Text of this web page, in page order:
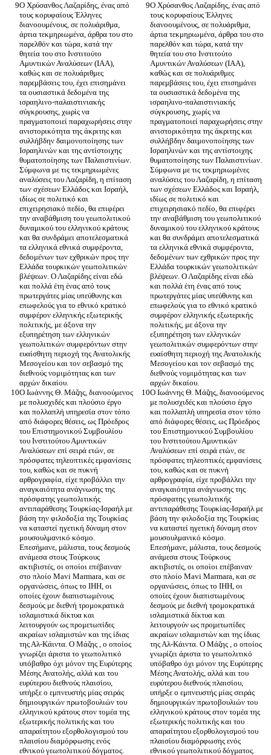
Ο Χρύσανθος Λαζαρίδης, ένας από
τους κορυφαίους Έλληνες
διανοουμένους, σε πολυάριθμα,
άρτια τεκμηριωμένα, άρθρα του στο
παρελθόν και τώρα, κατά την
θητεία του στο Ινστιτούτο
Αμυντικών Αναλύσεων (ΙΑΑ),
καθώς και σε πολυάριθμες
παρεμβάσεις του, έχει επισημάνει
τα ουσιαστικά δεδομένα της
ισραηλινο-παλαιστινιακής
σύγκρουσης, χωρίς να
πραγματοποιεί παραχωρήσεις στην
ανιστορικότητα της άκριτης και
συλλήβδην δαιμονοποίησης των
Ισραηλινών και της αντίστοιχης
θυματοποίησης των Παλαιστινίων.
Σύμφωνα με τις τεκμηριωμένες
αναλύσεις του Λαζαρίδη, η επίταση
των σχέσεων Ελλάδος και Ισραήλ,
ιδίως σε πολιτικό και
επιχειρησιακό πεδίο, θα επιφέρει
την αναβάθμιση του γεωπολιτικού
δυναμικού του ελληνικού κράτους
και θα συνδράμει αποτελεσματικά
τα ελληνικά εθνικά συμφέροντα,
δεδομένων των εχθρικών προς την
Ελλάδα τουρκικών γεωπολιτικών
βλέψεων. Ο Λαζαρίδης είναι εδώ
και πολλά έτη ένας από τους
πρωτεργάτες μίας υπεύθυνης και
επωφελούς για το εθνικό κρατικό
συμφέρον ελληνικής εξωτερικής
πολιτικής, με άξονα την
εξυπηρέτηση των ελληνικών
γεωπολιτικών συμφερόντων στην
ευαίσθητη περιοχή της Ανατολικής
Μεσογείου και τον σεβασμό της
διεθνούς νομιμότητας και των
Ο Χρύσανθος Λαζαρίδης, ένας από
τους κορυφαίους Έλληνες
διανοουμένους, σε πολυάριθμα,
άρτια τεκμηριωμένα, άρθρα του στο
παρελθόν και τώρα, κατά την
θητεία του στο Ινστιτούτο
Αμυντικών Αναλύσεων (ΙΑΑ),
καθώς και σε πολυάριθμες
παρεμβάσεις του, έχει επισημάνει
τα ουσιαστικά δεδομένα της
ισραηλινο-παλαιστινιακής
σύγκρουσης, χωρίς να
πραγματοποιεί παραχωρήσεις στην
ανιστορικότητα της άκριτης και
συλλήβδην δαιμονοποίησης των
Ισραηλινών και της αντίστοιχης
θυματοποίησης των Παλαιστινίων.
Σύμφωνα με τις τεκμηριωμένες
αναλύσεις του Λαζαρίδη, η επίταση
των σχέσεων Ελλάδος και Ισραήλ,
ιδίως σε πολιτικό και
επιχειρησιακό πεδίο, θα επιφέρει
την αναβάθμιση του γεωπολιτικού
δυναμικού του ελληνικού κράτους
και θα συνδράμει αποτελεσματικά
τα ελληνικά εθνικά συμφέροντα,
δεδομένων των εχθρικών προς την
Ελλάδα τουρκικών γεωπολιτικών
βλέψεων. Ο Λαζαρίδης είναι εδώ
και πολλά έτη ένας από τους
πρωτεργάτες μίας υπεύθυνης και
επωφελούς για το εθνικό κρατικό
συμφέρον ελληνικής εξωτερικής
πολιτικής, με άξονα την
εξυπηρέτηση των ελληνικών
γεωπολιτικών συμφερόντων στην
ευαίσθητη περιοχή της Ανατολικής
Μεσογείου και τον σεβασμό της
διεθνούς νομιμότητας και των
Ο Ιωάννης Θ. Μάζης, διανοούμενος
με πολυσχιδές και πλούσιο έργο
και πολλαπλή υπηρεσία στον τόπο
από διάφορες θέσεις, ως Πρόεδρος
του Επιστημονικού Συμβουλίου
του Ινστιτούτου Αμυντικών
Αναλύσεων επί σειρά ετών, σε
πρόσφατες τηλεοπτικές εμφανίσεις
του, καθώς και σε πυκνή
αρθρογραφία, είχε προβάλλει την
αναγκαιότητα ανάγνωσης της
πρόσφατης γεωπολιτικής
αντιπαράθεσης Τουρκίας-Ισραήλ με
βάση την φιλοδοξία της Τουρκίας
να καταστεί ηγετική δύναμη στον
μουσουλμανικό κόσμο.
Επεσήμανε, μάλιστα, τους δεσμούς
ανάμεσα στους Τούρκους
ακτιβιστές, οι οποίοι επέβαιναν
στο πλοίο Mavi Marmara, και σε
οργανώσεις, όπως το ΙHH, οι
οποίες έχουν διαπιστωμένους
δεσμούς με διεθνή τρομοκρατικά
ισλαμιστικά δίκτυα και
λειτουργούν ως προμετωπίδες
ακραίων ισλαμιστών και της ίδιας
της Αλ-Κάιντα. Ο Μάζης , ο οποίος
γνωρίζει άριστα το γεωπολιτικό
υπόβαθρο όχι μόνον της Ευρύτερης
Μέσης Ανατολής, αλλά και του
ευρύτερου διεθνούς πλαισίου,
υπήρξε ο εμπνευστής μίας σειράς
δημιουργικών πρωτοβουλιών του
ελληνικού κράτους στον τομέα της
εξωτερικής πολιτικής και του
απαραίτητου εξορθολογισμού του
πλαισίου διαμόρφωσης ενός
Ο Ιωάννης Θ. Μάζης, διανοούμενος
με πολυσχιδές και πλούσιο έργο
και πολλαπλή υπηρεσία στον τόπο
από διάφορες θέσεις, ως Πρόεδρος
του Επιστημονικού Συμβουλίου
του Ινστιτούτου Αμυντικών
Αναλύσεων επί σειρά ετών, σε
πρόσφατες τηλεοπτικές εμφανίσεις
του, καθώς και σε πυκνή
αρθρογραφία, είχε προβάλλει την
αναγκαιότητα ανάγνωσης της
πρόσφατης γεωπολιτικής
αντιπαράθεσης Τουρκίας-Ισραήλ με
βάση την φιλοδοξία της Τουρκίας
να καταστεί ηγετική δύναμη στον
μουσουλμανικό κόσμο.
Επεσήμανε, μάλιστα, τους δεσμούς
ανάμεσα στους Τούρκους
ακτιβιστές, οι οποίοι επέβαιναν
στο πλοίο Mavi Marmara, και σε
οργανώσεις, όπως το ΙHH, οι
οποίες έχουν διαπιστωμένους
δεσμούς με διεθνή τρομοκρατικά
ισλαμιστικά δίκτυα και
λειτουργούν ως προμετωπίδες
ακραίων ισλαμιστών και της ίδιας
της Αλ-Κάιντα. Ο Μάζης , ο οποίος
γνωρίζει άριστα το γεωπολιτικό
υπόβαθρο όχι μόνον της Ευρύτερης
Μέσης Ανατολής, αλλά και του
ευρύτερου διεθνούς πλαισίου,
υπήρξε ο εμπνευστής μίας σειράς
δημιουργικών πρωτοβουλιών του
ελληνικού κράτους στον τομέα της
εξωτερικής πολιτικής και του
απαραίτητου εξορθολογισμού του
πλαισίου διαμόρφωσης ενός